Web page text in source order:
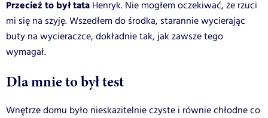
Przecież to był tata Henryk. Nie mogłem oczekiwać, że rzuci
mi się na szyję. Wszedłem do środka, starannie wycierając
buty na wycieraczce, dokładnie tak, jak zawsze tego
wymagał.
Dla mnie to był test
Wnętrze domu było nieskazitelnie czyste i równie chłodne co